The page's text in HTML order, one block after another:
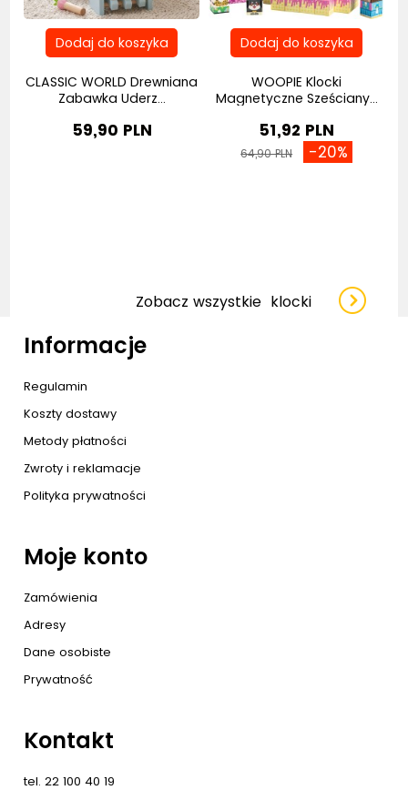
CLASSIC WORLD Drewniana
Zabawka Uderz...
59,90 PLN
WOOPIE Klocki
Magnetyczne Sześciany...
51,92 PLN
64,90 PLN -20%
Zobacz wszystkie klocki
Informacje
Regulamin
Koszty dostawy
Metody płatności
Zwroty i reklamacje
Polityka prywatności
Moje konto
Zamówienia
Adresy
Dane osobiste
Prywatność
Kontakt
tel. 22 100 40 19